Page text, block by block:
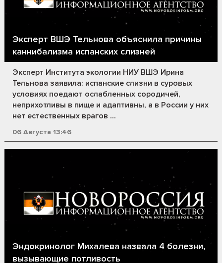
Эксперт ВШЭ Тельнова объяснила причины
каннибализма испанских слизней
Эксперт Института экологии НИУ ВШЭ Ирина
Тельнова заявила: испанские слизни в суровых
условиях поедают ослабленных сородичей,
неприхотливы в пище и адаптивны, а в России у них
нет естественных врагов ...
06 Августа 13:46
Эндокринолог Михалева назвала 4 болезни,
вызывающие потливость